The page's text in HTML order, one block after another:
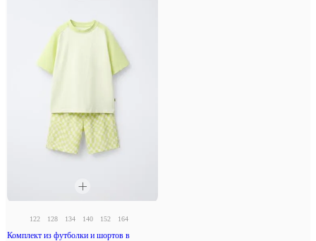
122 128 134 140 152 164
Комплект из футболки и шортов в